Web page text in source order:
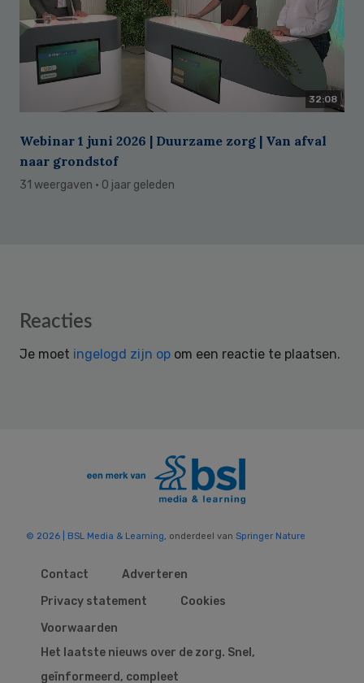
32:08
Webinar 1 juni 2026 | Duurzame zorg | Van afval
naar grondstof
31 weergaven · 0 jaar geleden
Reader
Reacties
Je moet ingelogd zijn op om een reactie te plaatsen.
© 2026 | BSL Media & Learning, onderdeel van Springer Nature
Contact
Adverteren
Privacy statement
Cookies
Voorwaarden
Het laatste nieuws over de zorg. Snel,
geïnformeerd, compleet